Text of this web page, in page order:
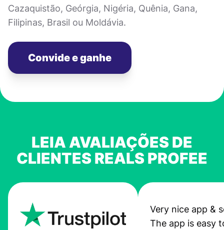
Cazaquistão, Geórgia, Nigéria, Quênia, Gana,
Filipinas, Brasil ou Moldávia.
Convide e ganhe
LEIA AVALIAÇÕES DE
CLIENTES REALS PROFEE
Very nice app &
The app is easy